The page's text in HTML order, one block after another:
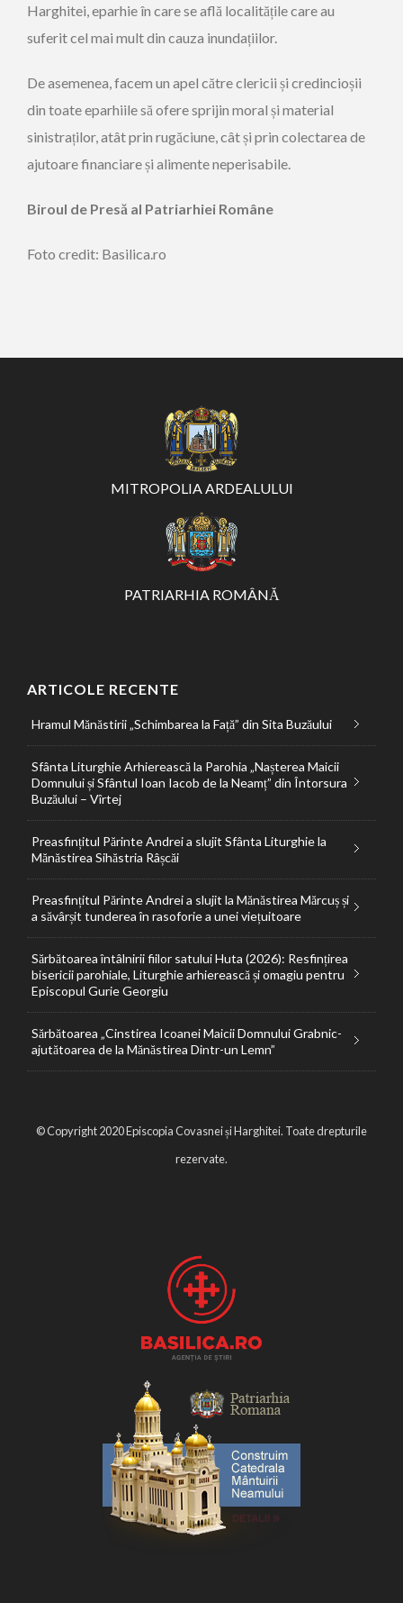
Harghitei, eparhie în care se află localitățile care au
suferit cel mai mult din cauza inundațiilor.
De asemenea, facem un apel către clericii și credincioșii
din toate eparhiile să ofere sprijin moral și material
sinistraților, atât prin rugăciune, cât și prin colectarea de
ajutoare financiare și alimente neperisabile.
Biroul de Presă al Patriarhiei Române
Foto credit: Basilica.ro
MITROPOLIA ARDEALULUI
PATRIARHIA ROMÂNĂ
ARTICOLE RECENTE
Hramul Mănăstirii „Schimbarea la Față” din Sita Buzăului
Sfânta Liturghie Arhierească la Parohia „Nașterea Maicii
Domnului și Sfântul Ioan Iacob de la Neamț” din Întorsura
Buzăului – Vîrtej
Preasfințitul Părinte Andrei a slujit Sfânta Liturghie la
Mănăstirea Sihăstria Râșcăi
Preasfințitul Părinte Andrei a slujit la Mănăstirea Mărcuș și
a săvârșit tunderea în rasoforie a unei viețuitoare
Sărbătoarea întâlnirii fiilor satului Huta (2026): Resfințirea
bisericii parohiale, Liturghie arhierească și omagiu pentru
Episcopul Gurie Georgiu
Sărbătoarea „Cinstirea Icoanei Maicii Domnului Grabnic-
ajutătoarea de la Mănăstirea Dintr-un Lemn”
© Copyright 2020 Episcopia Covasnei și Harghitei. Toate drepturile
rezervate.